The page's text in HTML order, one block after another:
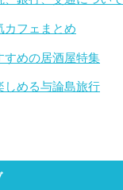
カフェまとめ
すめの居酒屋特集
しめる与論島旅行